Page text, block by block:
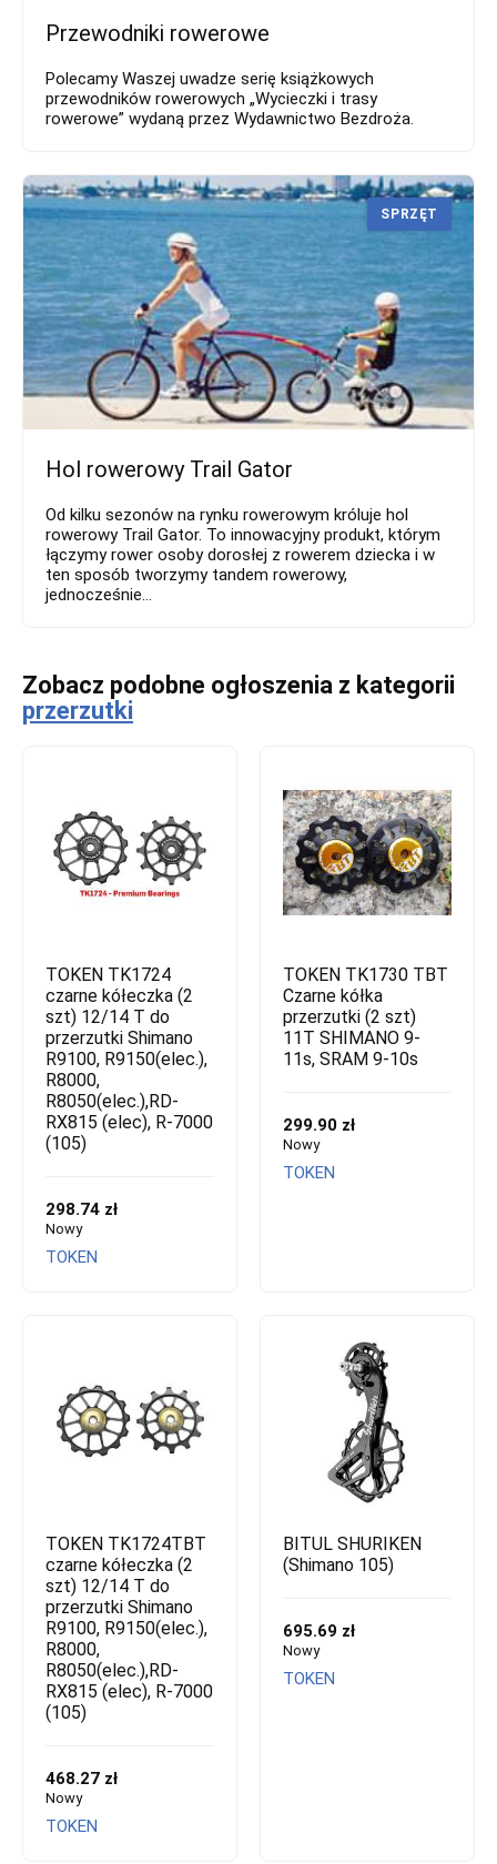
Przewodniki rowerowe
Polecamy Waszej uwadze serię książkowych
przewodników rowerowych „Wycieczki i trasy
rowerowe” wydaną przez Wydawnictwo Bezdroża.
Hol rowerowy Trail Gator
Od kilku sezonów na rynku rowerowym króluje hol
rowerowy Trail Gator. To innowacyjny produkt, którym
łączymy rower osoby dorosłej z rowerem dziecka i w
ten sposób tworzymy tandem rowerowy,
jednocześnie...
SPRZĘT
Zobacz podobne ogłoszenia z kategorii
przerzutki
TOKEN TK1724
czarne kółeczka (2
szt) 12/14 T do
przerzutki Shimano
R9100, R9150(elec.),
R8000,
R8050(elec.),RD-
RX815 (elec), R-7000
(105)
298.74 zł
Nowy
TOKEN
TOKEN TK1730 TBT
Czarne kółka
przerzutki (2 szt)
11T SHIMANO 9-
11s, SRAM 9-10s
299.90 zł
Nowy
TOKEN
TOKEN TK1724TBT
czarne kółeczka (2
szt) 12/14 T do
przerzutki Shimano
R9100, R9150(elec.),
R8000,
R8050(elec.),RD-
RX815 (elec), R-7000
(105)
468.27 zł
Nowy
TOKEN
BITUL SHURIKEN
(Shimano 105)
695.69 zł
Nowy
TOKEN